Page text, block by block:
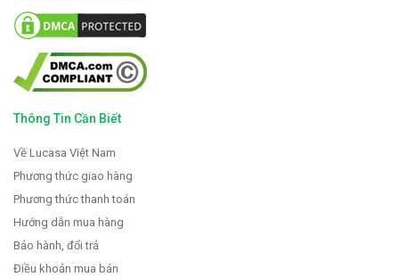
Thông Tin Cần Biết
Về Lucasa Việt Nam
Phương thức giao hàng
Phương thức thanh toán
Hướng dẫn mua hàng
Bảo hành, đổi trả
Điều khoản mua bán